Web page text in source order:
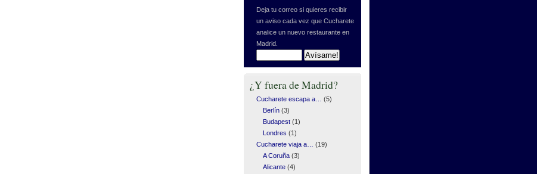
Deja tu correo si quieres recibir
un aviso cada vez que Cucharete
analice un nuevo restaurante en
Madrid.
¿Y fuera de Madrid?
Cucharete escapa a…
(5)
Berlín(3)
Budapest(1)
Londres (1)
Cucharete viaja a…
(19)
A Coruña(3)
Alicante(4)